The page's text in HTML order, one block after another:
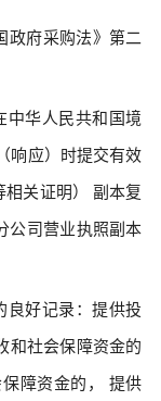
政府采购法》第二
中华人民共和国境
响应）时提交有效
相关证明） 副本复
公司营业执照副本
良好记录：提供投
和社会保障资金的
障资金的， 提供